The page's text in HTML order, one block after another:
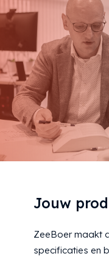
Jouw
ZeeBoer maakt
specificaties en